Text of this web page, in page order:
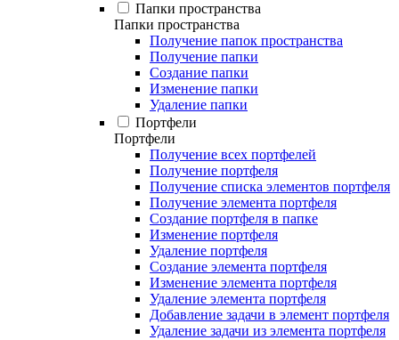
Папки пространства
Папки пространства
Получение папок пространства
Получение папки
Создание папки
Изменение папки
Удаление папки
Портфели
Портфели
Получение всех портфелей
Получение портфеля
Получение списка элементов портфеля
Получение элемента портфеля
Создание портфеля в папке
Изменение портфеля
Удаление портфеля
Создание элемента портфеля
Изменение элемента портфеля
Удаление элемента портфеля
Добавление задачи в элемент портфеля
Удаление задачи из элемента портфеля